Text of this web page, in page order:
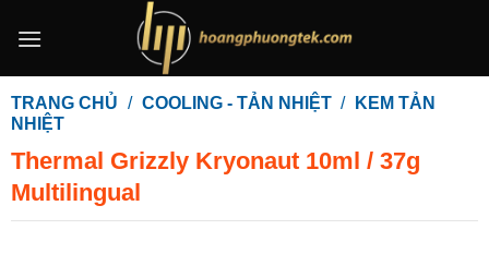
qua
dung
TRANG CHỦ / COOLING - TẢN NHIỆT /
KEM TẢN
NHIỆT
Thermal Grizzly Kryonaut 10ml / 37g
Multilingual